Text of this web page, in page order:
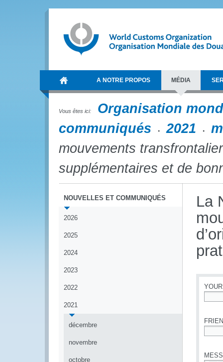
A NOTRE PROPOS MÉDIA
Vous êtes ici:
Organisation
communiqués
2021
mouvements
supplémentaires et de
NOUVELLES ET COMMUNIQUÉS
2026
2025
2024
2023
2022
2021
décembre
novembre
octobre
La